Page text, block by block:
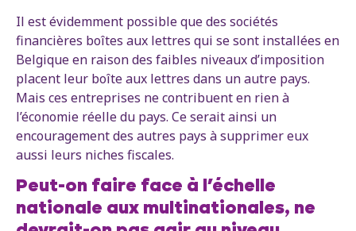
Il est évidemment possible que des sociétés
financières boîtes aux lettres qui se sont installées en
Belgique en raison des faibles niveaux d’imposition
placent leur boîte aux lettres dans un autre pays.
Mais ces entreprises ne contribuent en rien à
l’économie réelle du pays. Ce serait ainsi un
encouragement des autres pays à supprimer eux
aussi leurs niches fiscales.
Peut-on faire face à l’échelle
nationale aux multinationales, ne